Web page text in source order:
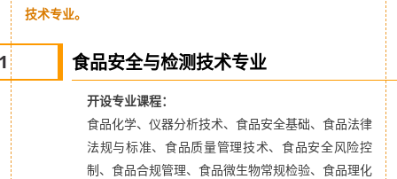
技术专业。
食品安全与检测技术专业
开设专业课程：
食品化学、仪器分析技术、食品安全基础、食品法律
法规与标准、食品质量管理技术、食品安全风险控
制、食品合规管理、食品微生物常规检验、食品理化